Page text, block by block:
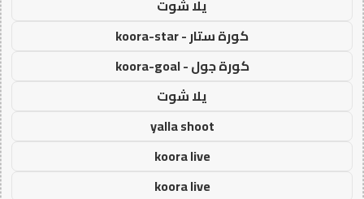
يلا شوت
كورة ستار - koora-star
كورة جول - koora-goal
يلا شوت
yalla shoot
koora live
koora live